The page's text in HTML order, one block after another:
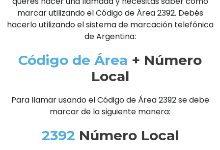
marcar utilizando el Código de Área 2392. Debés
hacerlo utilizando el sistema de marcación telefónica
de Argentina:
Código de Área + Número
Local
Para llamar usando el Código de Área 2392 se debe
marcar de la siguiente manera:
2392 Número Local